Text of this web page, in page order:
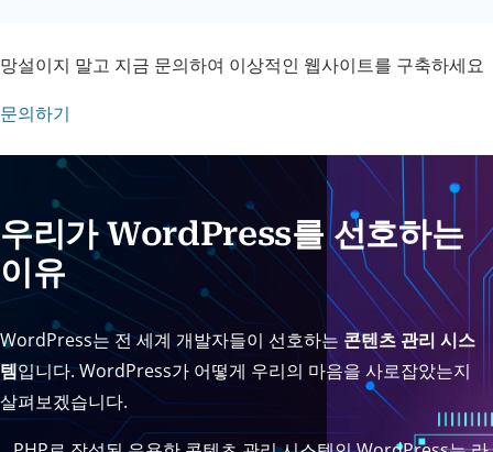
망설이지 말고 지금 문의하여 이상적인 웹사이트를 구축하세요
문의하기
우리가 WordPress를 선호하는
이유
WordPress는 전 세계 개발자들이 선호하는 콘텐츠 관리 시스
템입니다. WordPress가 어떻게 우리의 마음을 사로잡았는지
살펴보겠습니다.